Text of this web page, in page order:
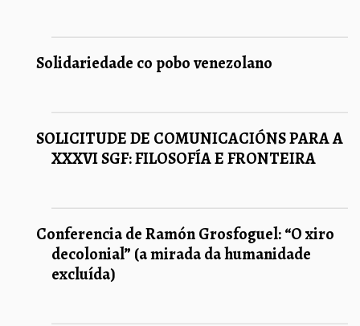
Solidariedade co pobo venezolano
SOLICITUDE DE COMUNICACIÓNS PARA A
XXXVI SGF: FILOSOFÍA E FRONTEIRA
Conferencia de Ramón Grosfoguel: “O xiro
decolonial” (a mirada da humanidade
excluída)